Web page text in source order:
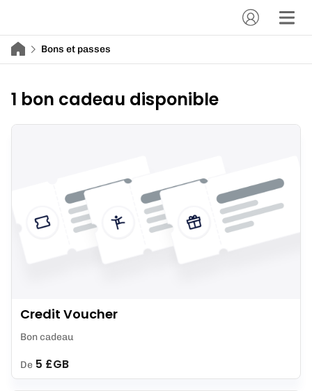
Bons et passes
1 bon cadeau disponible
Credit Voucher
Bon cadeau
De 5 £GB